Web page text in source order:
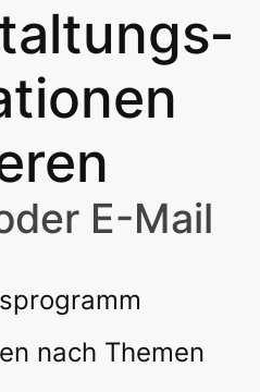
E-Mail
nach Themen